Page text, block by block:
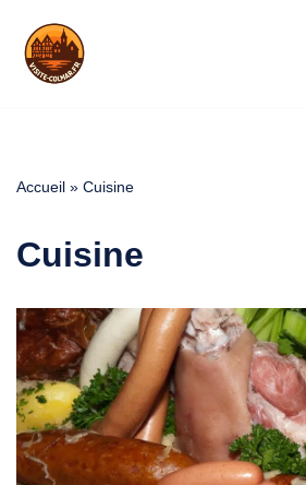
Aller
Accueil » Cuisine
Cuisine